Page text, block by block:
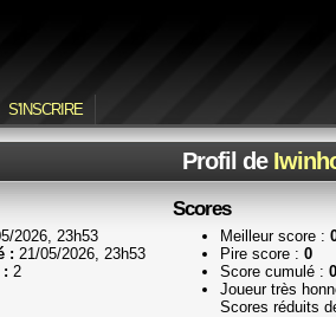
S'INSCRIRE
Profil de
2026, 23h53
: 21/05/2026, 23h53
: 2
Scores
Meilleur score :
Pire score : 0
Score cumulé : 0
Joueur très
Scores réduits